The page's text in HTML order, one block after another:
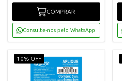
COMPRAR
Consulte-nos pelo WhatsApp
10% OFF